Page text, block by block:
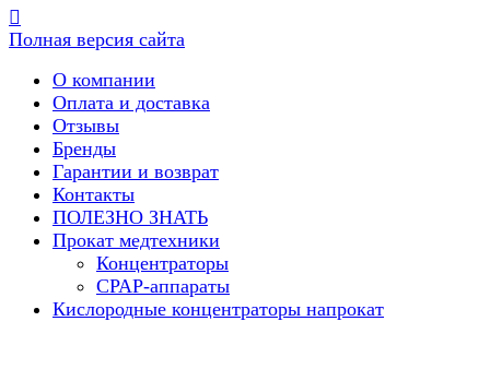
Полная версия сайта
О компании
Оплата и доставка
Отзывы
Бренды
Гарантии и возврат
Контакты
ПОЛЕЗНО ЗНАТЬ
Прокат медтехники
Концентраторы
CPAP-аппараты
Кислородные концентраторы напрокат